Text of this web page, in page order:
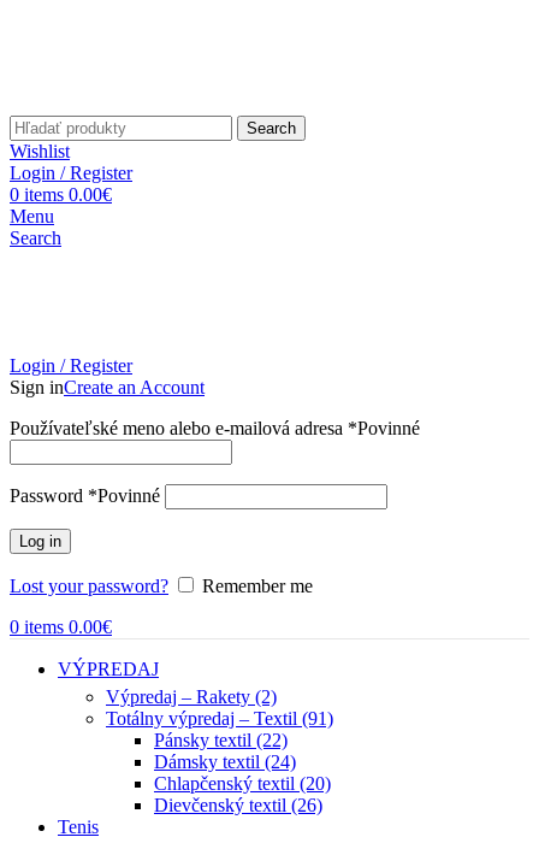
Search
Wishlist
Login / Register
0 items 0.00€
Menu
Search
Login / Register
Sign inCreate an Account
Používateľské meno alebo e-mailová adresa *Povinné
Password *Povinné
Log in
Lost your password?
Remember me
0 items 0.00€
VÝPREDAJ
Výpredaj – Rakety (2)
Totálny výpredaj – Textil (91)
Pánsky textil (22)
Dámsky textil (24)
Chlapčenský textil (20)
Dievčenský textil (26)
Tenis